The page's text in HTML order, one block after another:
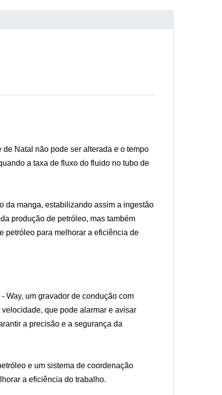
Natal não pode ser alterada e o tempo
a taxa de fluxo do fluido no tubo de
da manga, estabilizando assim a ingestão
produção de petróleo, mas também
petróleo para melhorar a eficiência de
Way, um gravador de condução com
que pode alarmar e avisar
a precisão e a segurança da
e um sistema de coordenação
a eficiência do trabalho.